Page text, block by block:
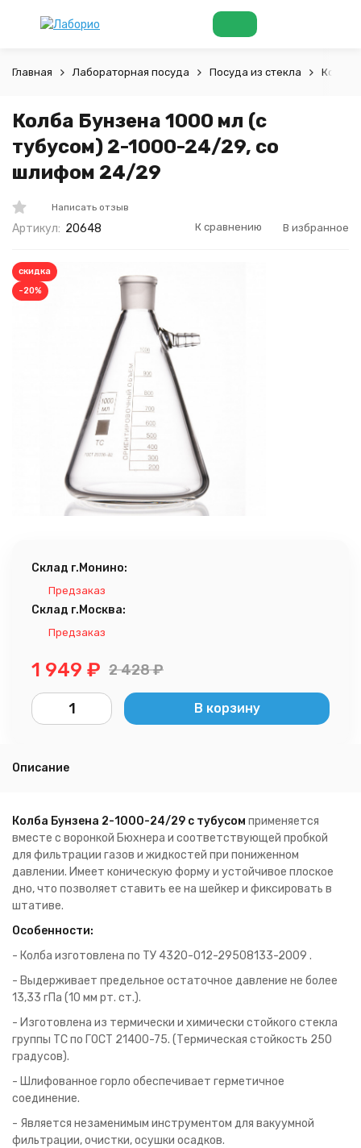
Главная Лабораторная посуда Посуда из стекла Колбы
Колба Бунзена 1000 мл (с
тубусом) 2-1000-24/29, со
шлифом 24/29
Написать отзыв
Артикул: 20648 К сравнению В избранное
скидка
-20%
Склад г.Монино:
Предзаказ
Склад г.Москва:
Предзаказ
1 949 ₽ 2 428₽
В корзину
Описание
Колба Бунзена 2-1000-24/29 с тубусом применяется
вместе с воронкой Бюхнера и соответствующей пробкой
для фильтрации газов и жидкостей при пониженном
давлении. Имеет коническую форму и устойчивое плоское
дно, что позволяет ставить ее на шейкер и фиксировать в
штативе.
Особенности:
- Колба изготовлена по ТУ 4320-012-29508133-2009 .
- Выдерживает предельное остаточное давление не более
13,33 гПа (10 мм рт. ст.).
- Изготовлена из термически и химически стойкого стекла
группы ТС по ГОСТ 21400-75. (Термическая стойкость 250
градусов).
- Шлифованное горло обеспечивает герметичное
соединение.
- Является незаменимым инструментом для вакуумной
фильтрации, очистки, осушки осадков.